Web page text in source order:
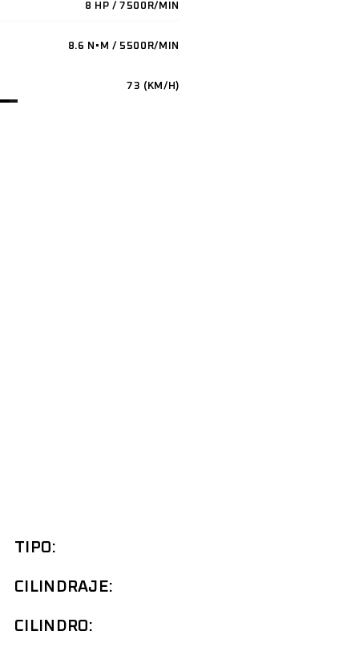
8 HP / 7500R/MIN
8.6 N•M / 5500R/MIN
73 (KM/H)
la libertad de explorar la ciudad y más allá. Con su
su suspensión optimizada te ofrecen una conducción
solución de transporte eficiente, su capacidad de
TIPO:
CILINDRAJE:
CILINDRO: